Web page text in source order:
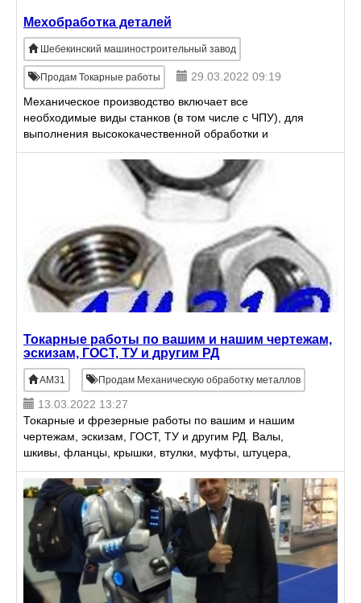
Мехобработка деталей
Шебекинский машиностроительный завод
Продам Токарные работы
29.03.2022 09:19
Механическое производство включает все
необходимые виды станков (в том числе с ЧПУ), для
выполнения высококачественной обработки и
позволяет производить: - токарную обработку
деталей диаметром до 100
Токарные работы по вашим и нашим чертежам,
эскизам, ГОСТ, ТУ и другим РД
AM31 Продам Механическую обработку металлов
13.03.2022 13:27
Токарные и фрезерные работы по вашим и нашим
чертежам, эскизам, ГОСТ, ТУ и другим РД. Валы,
шкивы, фланцы, крышки, втулки, муфты, штуцера,
ролики и валки, тяги, кронштейны, ползуны, колеса,
гайки, шп